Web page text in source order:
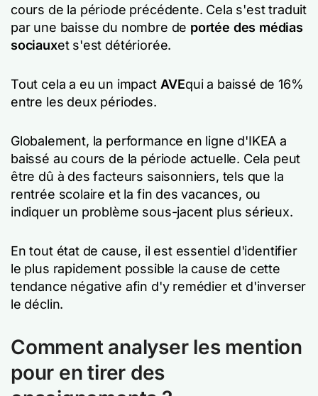
cours de la période précédente. Cela s'est traduit
par une baisse du nombre de portée des médias
sociauxets'est détériorée.
Tout cela a eu un impact AVEqui a baissé de 16%
entre les deux périodes.
Globalement, la performance en ligne d'IKEA a
baissé au cours de la période actuelle. Cela peut
être dû à des facteurs saisonniers, tels que la
rentrée scolaire et la fin des vacances, ou
indiquer un problème sous-jacent plus sérieux.
En tout état de cause, il est essentiel d'identifier
le plus rapidement possible la cause de cette
tendance négative afin d'y remédier et d'inverser
le déclin.
Comment analyser les mention
pour en tirer des